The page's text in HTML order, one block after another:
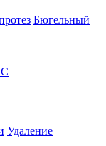
Бюгельный
Удаление